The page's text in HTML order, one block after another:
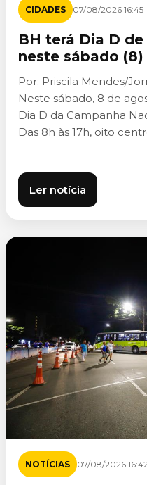
CIDADES 07/08/2026 16:45
BH terá Dia D
neste sábado (8)
Por: Priscila Mendes/
Neste sábado, 8 de
Dia D da Campanha
Das 8h às 17h, oito
Ler notícia
NOTÍCIAS 07/08/2026